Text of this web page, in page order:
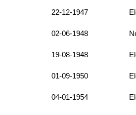
22-12-1947
02-06-1948
19-08-1948
01-09-1950
04-01-1954